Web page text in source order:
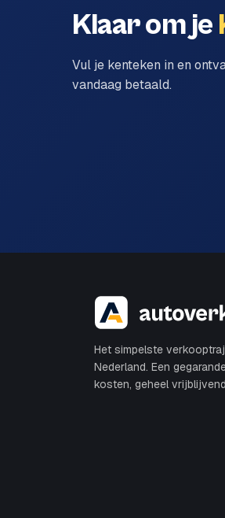
Klaar om je
Vul je kenteken in en
vandaag betaald.
Het simpelste
Nederland. Een
kosten, geheel